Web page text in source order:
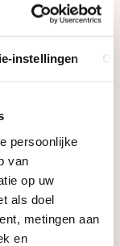
instellingen
persoonlijke
van
op uw
als doel
metingen aan
enis ziek en